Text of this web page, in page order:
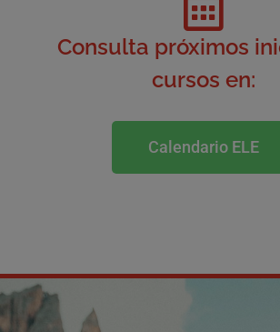
Consulta próximos
cursos en:
Calendario ELE